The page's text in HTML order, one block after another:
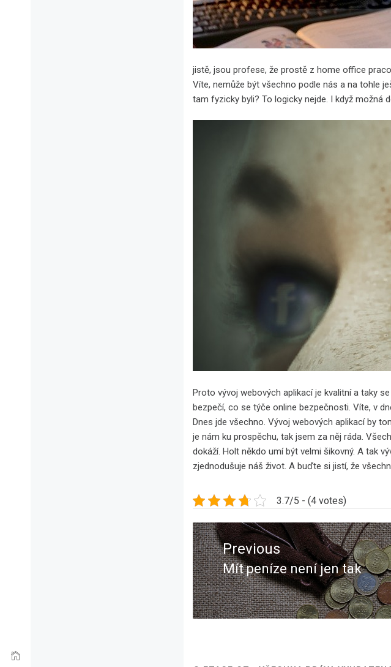
jistě, jsou profese, že prostě z home office
Víte, nemůže být všechno podle nás a na tohle
tam fyzicky byli? To logicky nejde. I když možná
Proto vývoj webových aplikací je kvalitní a taky
bezpečí, co se týče online bezpečnosti. Víte, v
Dnes jde všechno. Vývoj webových aplikací by
je nám ku prospěchu, tak jsem za něj ráda.
dokáží. Holt někdo umí být velmi šikovný. A tak
zjednodušuje náš život. A buďte si jistí, že
3.7/5 - (4 votes)
Navigace
pro
příspěvek
Previous
Previous
post:
Mít peníze není jen tak